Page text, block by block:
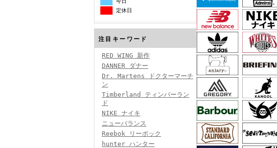
定休日
注目キーワード
RED WING 新作
DANNER ダナー
Dr. Martens ドクターマーチ
ン
Timberland ティンバーラン
ド
NIKE ナイキ
ニューバランス
Reebok リーボック
hunter ハンター